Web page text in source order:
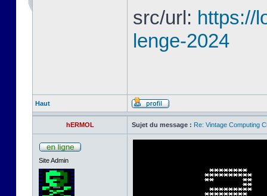
src/url: https://
lenge-2024
Haut
hERMOL Sujet du message : Re: Vintage Computing
Site Admin